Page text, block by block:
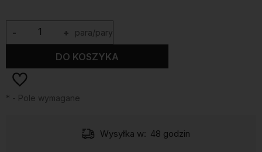
+
- para/pary
DO KOSZYKA
* - Pole wymagane
Wysyłka w: 48 godzin